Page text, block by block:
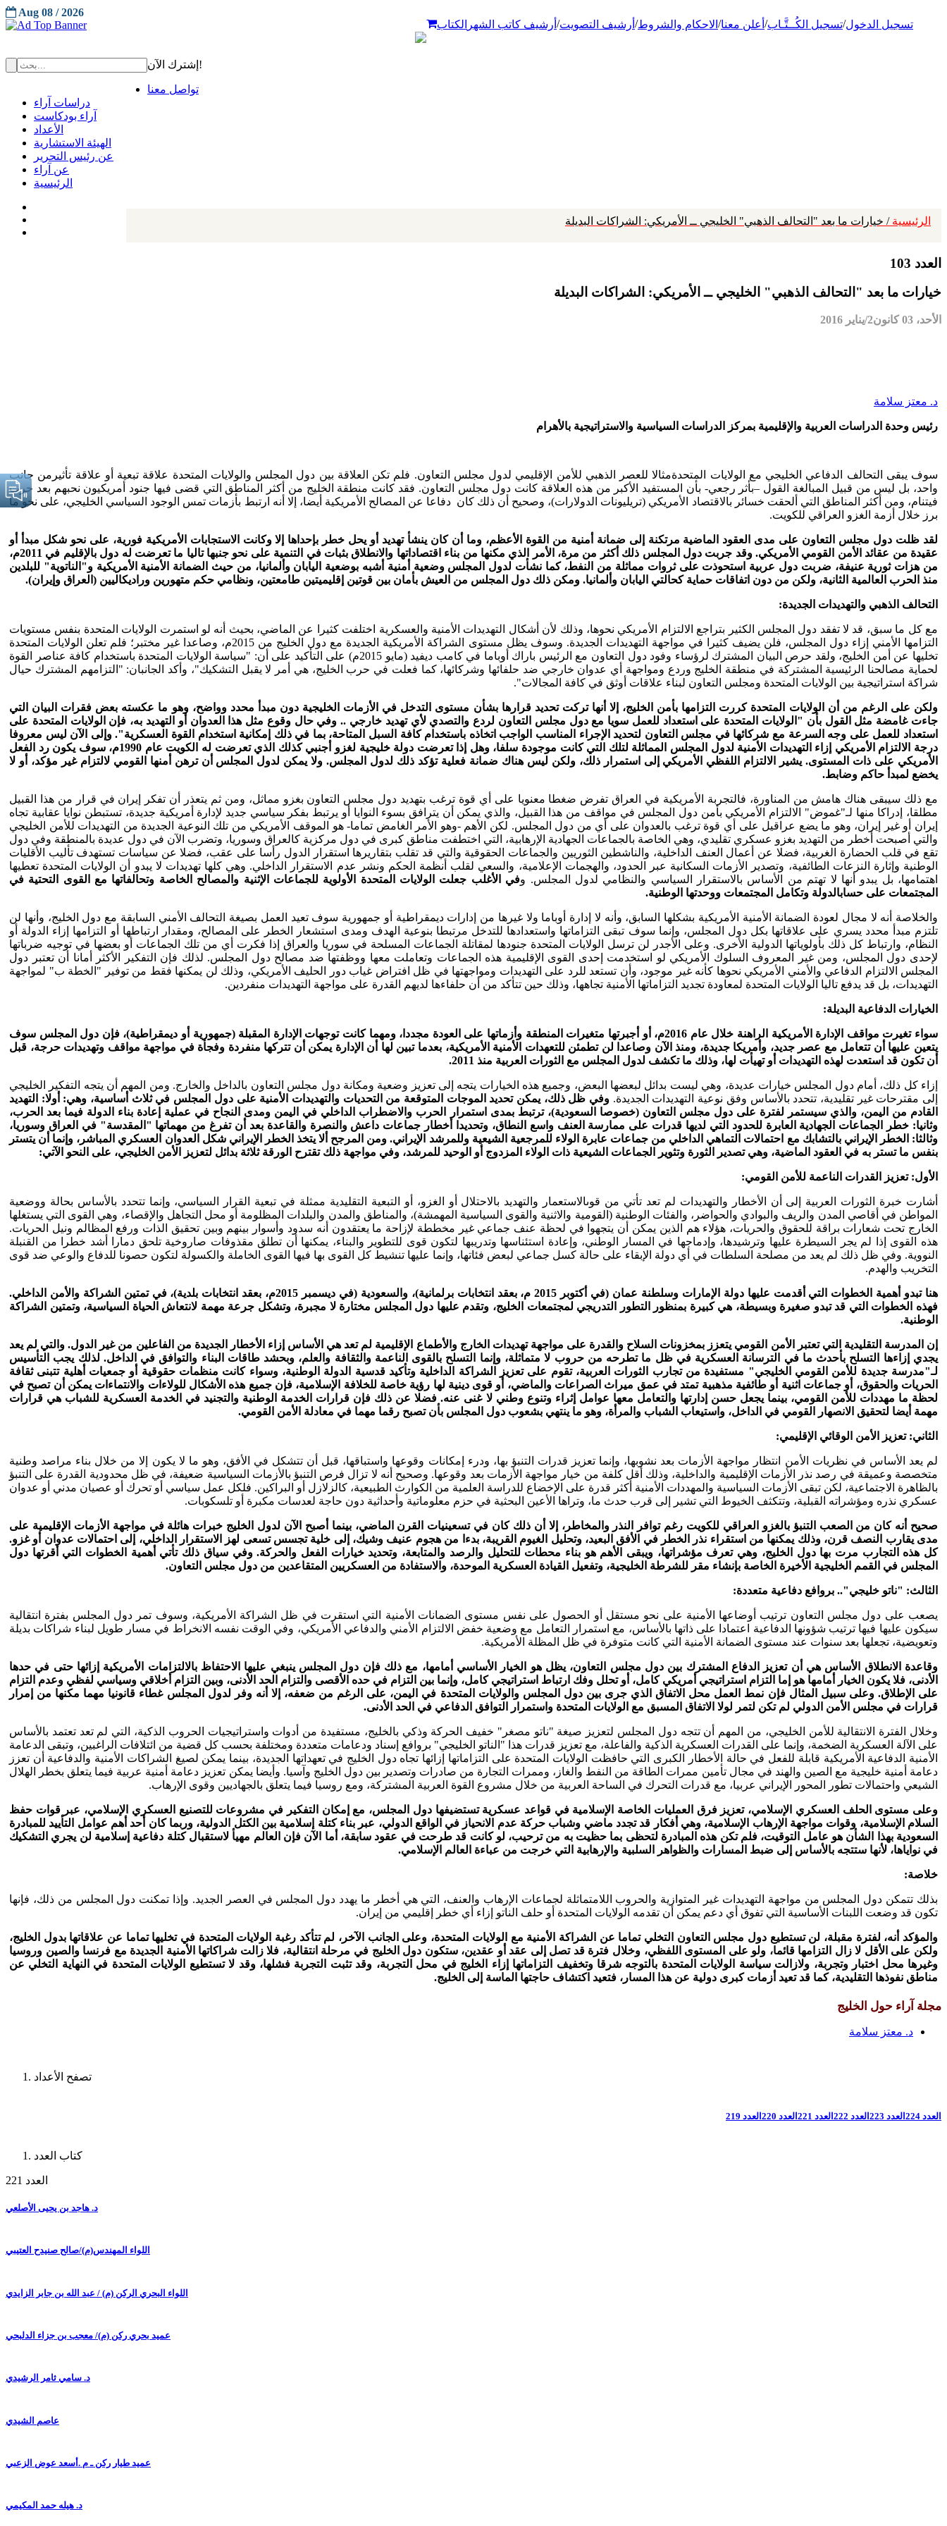
تسجيل الدخول/تسجيل الكُــتَّـاب/ أعلن معنا/ الاحكام والشروط/ أرشيف التصويت/ أرشيف كاتب الشهر الكتاب
Aug 08 / 2026
إشترك الآن!
تواصل معنا
دراسات آراء
آراء بودكاست
الأعداد
الهيئة الاستشارية
عن رئيس التحرير
عن آراء
الرئيسية
الرئيسية / خيارات ما بعد "التحالف الذهبي" الخليجي ــ الأمريكي: الشراكات البديلة
العدد 103
خيارات ما بعد "التحالف الذهبي" الخليجي ــ الأمريكي: الشراكات البديلة
الأحد، 03 كانون2/يناير 2016
د. معتز سلامة
رئيس وحدة الدراسات العربية والإقليمية بمركز الدراسات السياسية والاستراتيجية بالأهرام
سوف يبقى التحالف الدفاعي الخليجي مع الولايات المتحدةمثالا للعصر الذهبي للأمن الإقليمي لدول مجلس التعاون. فلم تكن العلاقة بين دول المجلس والولايات المتحدة علاقة تبعية أو علاقة تأثيرمن جانب
واحد، بل ليس من قبيل المبالغة القول –بأثر رجعي- بأن المستفيد الأكبر من هذه العلاقة كانت دول مجلس التعاون. فقد كانت منطقة الخليج من أكثر المناطق التي قضى فيها جنود أمريكيون نحبهم بعد حرب
فيتنام، ومن أكثر المناطق التي ألحقت خسائر بالاقتصاد الأمريكي (تريليونات الدولارات)، وصحيح أن ذلك كان دفاعا عن المصالح الأمريكية أيضا، إلا أنه ارتبط بأزمات تمس الوجود السياسي الخليجي، على نحو ما
برز خلال أزمة الغزو العراقي للكويت.
لقد ظلت دول مجلس التعاون على مدى العقود الماضية مرتكنة إلى ضمانة أمنية من القوة الأعظم، وما أن كان ينشأ تهديد أو يحل خطر بإحداها إلا وكانت الاستجابات الأمريكية فورية، على نحو شكل مبدأ أو
عقيدة من عقائد الأمن القومي الأمريكي. وقد جربت دول المجلس ذلك أكثر من مرة، الأمر الذي مكنها من بناء اقتصاداتها والانطلاق بثبات في التنمية على نحو جنبها تاليا ما تعرضت له دول بالإقليم في 2011م،
من هزات ثورية عنيفة، ضربت دول عربية استحوذت على ثروات مماثلة من النفط، كما نشأت لدول المجلس وضعية أمنية أشبه بوضعية اليابان وألمانيا، من حيث الضمانة الأمنية الأمريكية و"الناتوية" للبلدين
منذ الحرب العالمية الثانية، ولكن من دون اتفاقات حماية كحالتي اليابان وألمانيا. ومكن ذلك دول المجلس من العيش بأمان بين قوتين إقليميتين طامعتين، ونظامي حكم متهورين وراديكاليين (العراق وإيران).
التحالف الذهبي والتهديدات الجديدة:
مع كل ما سبق، قد لا تفقد دول المجلس الكثير بتراجع الالتزام الأمريكي نحوها، وذلك لأن أشكال التهديدات الأمنية والعسكرية اختلفت كثيرا عن الماضي، بحيث أنه لو استمرت الولايات المتحدة بنفس مستويات
التزامها الأمني إزاء دول المجلس، فلن يضيف كثيرا في مواجهة التهديدات الجديدة. وسوف يظل مستوى الشراكة الأمريكية الجديدة مع دول الخليج من 2015م، وصاعدا غير مختبر؛ فلم تعلن الولايات المتحدة
تخليها عن أمن الخليج، ولقد حرص البيان المشترك لرؤساء وفود دول التعاون مع الرئيس باراك أوباما في كامب ديفيد (مايو 2015م) على التأكيد على أن: "سياسة الولايات المتحدة باستخدام كافة عناصر القوة
لحماية مصالحنا الرئيسية المشتركة في منطقة الخليج وردع ومواجهة أي عدوان خارجي ضد حلفائها وشركائها، كما فعلت في حرب الخليج، هي أمر لا يقبل التشكيك"، وأكد الجانبان: "التزامهم المشترك حيال
شراكة استراتيجية بين الولايات المتحدة ومجلس التعاون لبناء علاقات أوثق في كافة المجالات".
ولكن على الرغم من أن الولايات المتحدة كررت التزامها بأمن الخليج، إلا أنها تركت تحديد قرارها بشأن مستوى التدخل في الأزمات الخليجية دون مبدأ محدد وواضح، وهو ما عكسته بعض فقرات البيان التي
جاءت غامضة مثل القول بأن "الولايات المتحدة على استعداد للعمل سويا مع دول مجلس التعاون لردع والتصدي لأي تهديد خارجي .. وفي حال وقوع مثل هذا العدوان أو التهديد به، فإن الولايات المتحدة على
استعداد للعمل على وجه السرعة مع شركائها في مجلس التعاون لتحديد الإجراء المناسب الواجب اتخاذه باستخدام كافة السبل المتاحة، بما في ذلك إمكانية استخدام القوة العسكرية". وإلى الآن ليس معروفا
درجة الالتزام الأمريكي إزاء التهديدات الأمنية لدول المجلس المماثلة لتلك التي كانت موجودة سلفا، وهل إذا تعرضت دولة خليجية لغزو أجنبي كذلك الذي تعرضت له الكويت عام 1990م، سوف يكون رد الفعل
الأمريكي على ذات المستوى. يشير الالتزام اللفظي الأمريكي إلى استمرار ذلك، ولكن ليس هناك ضمانة فعلية تؤكد ذلك لدول المجلس. ولا يمكن لدول المجلس أن ترهن أمنها القومي لالتزام غير مؤكد، أو لا
يخضع لمبدأ حاكم وضابط.
مع ذلك سيبقى هناك هامش من المناورة، فالتجربة الأمريكية في العراق تفرض ضغطا معنويا على أي قوة ترغب بتهديد دول مجلس التعاون بغزو مماثل، ومن ثم يتعذر أن تفكر إيران في قرار من هذا القبيل
مطلقا، إدراكا منها لـ"غموض" الالتزام الأمريكي بأمن دول المجلس في مواقف من هذا القبيل، والذي يمكن أن يترافق بسوء النوايا أو يرتبط بفكر سياسي جديد لإدارة أمريكية جديدة، تستبطن نوايا عقابية تجاه
إيران أو غير إيران، وهو ما يضع عراقيل على أي قوة ترغب بالعدوان على أي من دول المجلس. لكن الأهم -وهو الأمر الغامض تماما- هو الموقف الأمريكي من تلك النوعية الجديدة من التهديدات للأمن الخليجي
والتي أصبحت أخطر من التهديد بغزو عسكري تقليدي، وهي الخاصة بالجماعات الجهادية الإرهابية، التي اختطفت مناطق كبرى في دول مركزية كالعراق وسوريا، وتضرب الآن في دول عديدة بالمنطقة وفي دول
تقع في قلب الحضارة الغربية، فضلا عن أعمال العنف الداخلية، والناشطين الثوريين والجماعات الحقوقية والتي قد تقلب بتقاريرها استقرار الدول رأسا على عقب، فضلا عن سياسات تستهدف تأليب الأقليات
الوطنية وإثارة النزعات الطائفية، وتصدير الأزمات السكانية عبر الحدود، والهجمات الإعلامية، والسعي لقلب أنظمة الحكم ونشر عدم الاستقرار الداخلي. وهي كلها تهديدات لا يبدو أن الولايات المتحدة تعطيها
اهتمامها، بل يبدو أنها لا تهتم من الأساس بالاستقرار السياسي والنظامي لدول المجلس. وفي الأغلب جعلت الولايات المتحدة الأولوية للجماعات الإثنية والمصالح الخاصة وتحالفاتها مع القوى التحتية في
المجتمعات على حسابالدولة وتكامل المجتمعات ووحدتها الوطنية.
والخلاصة أنه لا مجال لعودة الضمانة الأمنية الأمريكية بشكلها السابق، وأنه لا إدارة أوباما ولا غيرها من إدارات ديمقراطية أو جمهورية سوف تعيد العمل بصيغة التحالف الأمني السابقة مع دول الخليج، وأنها لن
تلتزم مبدأ محدد يسري على علاقاتها بكل دول المجلس، وإنما سوف تبقى التزاماتها واستعدادها للتدخل مرتبطا بنوعية الهدف ومدى استشعار الخطر على المصالح، ومقدار ارتباطها أو التزامها إزاء الدولة أو
النظام، وارتباط كل ذلك بأولوياتها الدولية الأخرى. وعلى الأجدر لن ترسل الولايات المتحدة جنودها لمقاتلة الجماعات المسلحة في سوريا والعراق إذا فكرت أي من تلك الجماعات أو بعضها في توجيه ضرباتها
لإحدى دول المجلس، ومن غير المعروف السلوك الأمريكي لو استخدمت إحدى القوى الإقليمية هذه الجماعات وتعاملت معها ووظفتها ضد مصالح دول المجلس. لذلك فإن التفكير الأكثر أمانا أن تعتبر دول
المجلس الالتزام الدفاعي والأمني الأمريكي نحوها كأنه غير موجود، وأن تستعد للرد على التهديدات ومواجهتها في ظل افتراض غياب دور الحليف الأمريكي، وذلك لن يمكنها فقط من توفير "الخطة ب" لمواجهة
التهديدات، بل قد يدفع تاليا الولايات المتحدة لمعاودة تجديد التزاماتها الأمنية تجاهها، وذلك حين تتأكد من أن حلفاءها لديهم القدرة على مواجهة التهديدات منفردين.
الخيارات الدفاعية البديلة:
سواء تغيرت مواقف الإدارة الأمريكية الراهنة خلال عام 2016م، أو أجبرتها متغيرات المنطقة وأزماتها على العودة مجددا، ومهما كانت توجهات الإدارة المقبلة (جمهورية أو ديمقراطية)، فإن دول المجلس سوف
يتعين عليها أن تتعامل مع عصر جديد، وأمريكا جديدة، ومنذ الآن وصاعدا لن تطمئن للتعهدات الأمنية الأمريكية، بعدما تبين لها أن الإدارة يمكن أن تتركها منفردة وفجأة في مواجهة مواقف وتهديدات حرجة، قبل
أن تكون قد استعدت لهذه التهديدات أو تهيأت لها، وذلك ما تكشف لدول المجلس مع الثورات العربية منذ 2011.
إزاء كل ذلك، أمام دول المجلس خيارات عديدة، وهي ليست بدائل لبعضها البعض، وجميع هذه الخيارات يتجه إلى تعزيز وضعية ومكانة دول مجلس التعاون بالداخل والخارج. ومن المهم أن يتجه التفكير الخليجي
إلى مقترحات غير تقليدية، تتحدد بالأساس وفق نوعية التهديدات الجديدة. وفي ظل ذلك، يمكن تحديد الموجات المتوقعة من التحديات والتهديدات الأمنية على دول المجلس في ثلاث أساسية، وهي: أولا: التهديد
القادم من اليمن، والذي سيستمر لفترة على دول مجلس التعاون (خصوصا السعودية)، ترتبط بمدى استمرار الحرب والاضطراب الداخلي في اليمن ومدى النجاح في عملية إعادة بناء الدولة فيما بعد الحرب،
وثانيا: خطر الجماعات الجهادية العابرة للحدود التي لديها قدرات على ممارسة العنف واسع النطاق، وتحديدا أخطار جماعات داعش والنصرة والقاعدة بعد أن تفرغ من مهماتها "المقدسة" في العراق وسوريا،
وثالثا: الخطر الإيراني بالتشابك مع احتمالات التماهي الداخلي من جماعات عابرة الولاء للمرجعية الشيعية وللمرشد الإيراني. ومن المرجح ألا يتخذ الخطر الإيراني شكل العدوان العسكري المباشر، وإنما أن يتستر
بنفس ما تستر به في العقود الماضية، وهي تصدير الثورة وتثوير الجماعات الشيعية ذات الولاء المزدوج أو الوحيد للمرشد، وفي مواجهة ذلك تقترح الورقة ثلاثة بدائل لتعزيز الأمن الخليجي، على النحو الآتي:
الأول: تعزيز القدرات الناعمة للأمن القومي:
أشارت خبرة الثورات العربية إلى أن الأخطار والتهديدات لم تعد تأتي من قوىالاستعمار والتهديد بالاحتلال أو الغزو، أو التبعية التقليدية ممثلة في تبعية القرار السياسي، وإنما تتحدد بالأساس بحالة ووضعية
المواطن في أقاصي المدن والريف والبوادي والحواضر، والفئات الوطنية (القومية والاثنية والقوى السياسية المهمشة)، والمناطق والمدن والبلدات المظلومة أو محل التجاهل والإقصاء، وهي القوى التي يستغلها
الخارج تحت شعارات براقة للحقوق والحريات، هؤلاء هم الذين يمكن أن يتجهوا في لحظة عنف جماعي غير مخططة لإزاحة ما يعتقدون أنه سدود وأسوار بينهم وبين تحقيق الذات ورفع المظالم ونيل الحريات.
هذه القوى إذا لم يجر السيطرة عليها وترشيدها، وإدماجها في المسار الوطني، وإعادة استئناسها وتدريبها لتكون قوى للتطوير والبناء، يمكنها أن تطلق مقذوفات صاروخية تلحق دمارا أشد خطرا من القنبلة
النووية. وفي ظل ذلك لم يعد من مصلحة السلطات في أي دولة الإبقاء على حالة كسل جماعي لبعض فئاتها، وإنما عليها تنشيط كل القوى بها فيها القوى الخاملة والكسولة لتكون حصونا للدفاع والوعي ضد قوى
التخريب والهدم.
هنا تبدو أهمية الخطوات التي أقدمت عليها دولة الإمارات وسلطنة عمان (في أكتوبر 2015 م، بعقد انتخابات برلمانية)، والسعودية (في ديسمبر 2015م، بعقد انتخابات بلدية)، في تمتين الشراكة والأمن الداخلي.
فهذه الخطوات التي قد تبدو صغيرة وبسيطة، هي كبيرة بمنظور التطور التدريجي لمجتمعات الخليج، وتقدم عليها دول المجلس مختارة لا مجبرة، وتشكل جرعة مهمة لانتعاش الحياة السياسية، وتمتين الشراكة
الوطنية.
إن المدرسة التقليدية التي تعتبر الأمن القومي يتعزز بمخزونات السلاح والقدرة على مواجهة تهديدات الخارج والأطماع الإقليمية لم تعد هي الأساس إزاء الأخطار الجديدة من الفاعلين من غير الدول. والتي لم يعد
يجدي إزاءها التسلح بأحدث ما في الترسانة العسكرية في ظل ما تطرحه من حروب لا متماثلة، وإنما التسلح بالقوى الناعمة والثقافة والعلم، وبحشد طاقات البناء والتوافق في الداخل. لذلك يجب التأسيس
لـ"مدرسة جديدة للأمن القومي الخليجي" مستفيدة من تجارب الثورات العربية، تقوم على تعزيز الشراكة الداخلية وتأكيد قدسية الدولة الوطنية، وسواء كانت منظمات حقوقية أو جمعيات أهلية تتبنى ثقافة
الحريات والحقوق، أو جماعات اثنية أو طائفية مذهبية تمتد في عمق ميراث الصراعات والماضي، أو قوى دينية لها رؤية خاصة للخلافة الإسلامية، فإن جميع هذه الأشكال للولاءات والانتماءات يمكن أن تصبح في
لحظة ما مهددات للأمن القومي، بينما يجعل حسن إدارتها والتعامل معها عوامل إثراء وتنوع وطني لا غنى عنه. فضلا عن ذلك فإن قرارات الخدمة الوطنية والتجنيد في الخدمة العسكرية للشباب هي قرارات
مهمة أيضا لتحقيق الانصهار القومي في الداخل، واستيعاب الشباب والمرأة، وهو ما ينتهي بشعوب دول المجلس بأن تصبح رقما مهما في معادلة الأمن القومي.
الثاني: تعزيز الأمن الوقائي الإقليمي:
لم يعد الأساس في نظريات الأمن انتظار مواجهة الأزمات بعد نشوبها، وإنما تعزيز قدرات التنبؤ بها، ودرء إمكانات وقوعها واستباقها، قبل أن تتشكل في الأفق، وهو ما لا يكون إلا من خلال بناء مراصد وطنية
متخصصة وعميقة في رصد نذر الأزمات الإقليمية والداخلية، وذلك أقل كلفة من خيار مواجهة الأزمات بعد وقوعها. وصحيح أنه لا تزال فرص التنبؤ بالأزمات السياسية ضعيفة، في ظل محدودية القدرة على التنبؤ
بالظاهرة الاجتماعية، لكن تبقى الأزمات السياسية والمهددات الأمنية أكثر قدرة على الإخضاع للدراسة العلمية من الكوارث الطبيعية، كالزلازل أو البراكين. فلكل عمل سياسي أو تحرك أو عصيان مدني أو عدوان
عسكري نذره ومؤشراته القبلية، وتتكثف الخيوط التي تشير إلى قرب حدث ما، وتراها الأعين البحثية في حزم معلوماتية وأحداثية دون حاجة لعدسات مكبرة أو تلسكوبات.
صحيح أنه كان من الصعب التنبؤ بالغزو العراقي للكويت رغم توافر النذر والمخاطر، إلا أن ذلك كان في تسعينيات القرن الماضي، بينما أصبح الآن لدول الخليج خبرات هائلة في مواجهة الأزمات الإقليمية على
مدى يقارب النصف قرن، وذلك يمكنها من استقراء نذر الخطر في الأفق البعيد، وتحليل الغيوم القريبة، بدءا من هجوم عنيف وشيك، إلى خلية تجسس تسعى لهز الاستقرار الداخلي، إلى احتمالات عدوان أو غزو.
كل هذه التجارب مرت بها دول الخليج، وهي تعرف مؤشراتها، ويبقى الأهم هو بناء محطات للتحليل والرصد والمتابعة، وتحديد خيارات الفعل والحركة. وفي سياق ذلك تأتي أهمية الخطوات التي أقرتها دول
المجلس في القمم الخليجية الأخيرة الخاصة بإنشاء مقر للشرطة الخليجية، وتفعيل القيادة العسكرية الموحدة، والاستفادة من العسكريين المتقاعدين من دول مجلس التعاون.
الثالث: "ناتو خليجي".. بروافع دفاعية متعددة:
يصعب على دول مجلس التعاون ترتيب أوضاعها الأمنية على نحو مستقل أو الحصول على نفس مستوى الضمانات الأمنية التي استقرت في ظل الشراكة الأمريكية، وسوف تمر دول المجلس بفترة انتقالية
سيكون عليها فيها ترتيب شؤونها الدفاعية اعتمادا على ذاتها بالأساس، مع استمرار التعامل مع وضعية خفض الالتزام الأمني والدفاعي الأمريكي، وفي الوقت نفسه الانخراط في مسار طويل لبناء شراكات بديلة
وتعويضية، تجعلها بعد سنوات عند مستوى الضمانة الأمنية التي كانت متوفرة في ظل المظلة الأمريكية.
وقاعدة الانطلاق الأساس هي أن تعزيز الدفاع المشترك بين دول مجلس التعاون، يظل هو الخيار الأساسي أمامها، مع ذلك فإن دول المجلس ينبغي عليها الاحتفاظ بالالتزامات الأمريكية إزائها حتى في حدها
الأدنى، فلا يكون الخيار أمامها هو إما التزام استراتيجي أمريكي كامل، أو تحلل وفك ارتباط استراتيجي كامل، وإنما بين التزام في حده الأقصى والتزام الحد الأدنى، وبين التزام أخلاقي وسياسي لفظي وعدم التزام
على الإطلاق. وعلى سبيل المثال فإن نمط العمل محل الاتفاق الذي جرى بين دول المجلس والولايات المتحدة في اليمن، على الرغم من ضعفه، إلا أنه وفر لدول المجلس غطاء قانونيا مهما مكنها من إمرار
قرارات في مجلس الأمن الدولي لم تكن لتمر لولا الاتفاق المسبق مع الولايات المتحدة واستمرار التوافق الدفاعي في الحد الأدنى.
وخلال الفترة الانتقالية للأمن الخليجي، من المهم أن تتجه دول المجلس لتعزيز صيغة "ناتو مصغر" خفيف الحركة وذكي بالخليج، مستفيدة من أدوات واستراتيجيات الحروب الذكية، التي لم تعد تعتمد بالأساس
على الآلة العسكرية الضخمة، وإنما على القدرات العسكرية الذكية والفاعلة، مع تعزيز قدرات هذا "الناتو الخليجي" بروافع إسناد ودعامات متعددة ومختلفة بحسب كل قضية من ائتلافات الراغبين، وتبقى الدعامة
الأمنية الدفاعية الأمريكية قابلة للفعل في حالة الأخطار الكبرى التي حافظت الولايات المتحدة على التزاماتها إزائها تجاه دول الخليج في تعهداتها الجديدة، بينما يمكن لصيغ الشراكات الأمنية والدفاعية أن تعزز
دعامة أمنية خليجية مع الصين والهند في مجال تأمين ممرات الطاقة من النفط والغاز، وممرات التجارة من صادرات وتصدير بين دول الخليج وآسيا. وأيضا يمكن تعزيز دعامة أمنية عربية فيما يتعلق بخطر الهلال
الشيعي واحتمالات تطور المحور الإيراني عربيا، مع قدرات التحرك في الساحة العربية من خلال مشروع القوة العربية المشتركة، ومع روسيا فيما يتعلق بالجهاديين وقوى الإرهاب.
وعلى مستوى الحلف العسكري الإسلامي، تعزيز فرق العمليات الخاصة الإسلامية في قواعد عسكرية تستضيفها دول المجلس، مع إمكان التفكير في مشروعات للتصنيع العسكري الإسلامي، عبر قوات حفظ
السلام الإسلامية، وقوات مواجهة الإرهاب الإسلامية، وهي أفكار قد تجدد ماضي وشباب حركة عدم الانحياز في الواقع الدولي، عبر بناء كتلة إسلامية بين الكتل الدولية، وربما كان أحد أهم عوامل التأييد للمبادرة
السعودية بهذا الشأن هو عامل التوقيت، فلم تكن هذه المبادرة لتحظى بما حظيت به من ترحيب، لو كانت قد طرحت في عقود سابقة، أما الآن فإن العالم مهيأ لاستقبال كتلة دفاعية إسلامية لن يجري التشكيك
في نواياها، لأنها ستتجه بالأساس إلى ضبط المسارات والظواهر السلبية والإرهابية التي خرجت من عباءة العالم الإسلامي.
خلاصة:
بذلك تتمكن دول المجلس من مواجهة التهديدات غير المتوازية والحروب اللامتماثلة لجماعات الإرهاب والعنف، التي هي أخطر ما يهدد دول المجلس في العصر الجديد. وإذا تمكنت دول المجلس من ذلك، فإنها
تكون قد وضعت اللبنات الأساسية التي تفوق أي دعم يمكن أن تقدمه الولايات المتحدة أو حلف الناتو إزاء أي خطر إقليمي من إيران.
والمؤكد أنه، لفترة مقبلة، لن تستطيع دول مجلس التعاون التخلي تماما عن الشراكة الأمنية مع الولايات المتحدة، وعلى الجانب الآخر، لم تتأكد رغبة الولايات المتحدة في تخليها تماما عن علاقاتها بدول الخليج،
ولكن على الأقل لا زال التزامها قائما، ولو على المستوى اللفظي، وخلال فترة قد تصل إلى عقد أو عقدين، ستكون دول الخليج في مرحلة انتقالية، فلا زالت شراكاتها الأمنية الجديدة مع فرنسا والصين وروسيا
وغيرها محل اختبار وتجربة، ولازالت سياسة الولايات المتحدة بالتوجه شرقا وتخفيف التزاماتها إزاء الخليج في محل التجربة، وقد تثبت التجربة فشلها، وقد لا تستطيع الولايات المتحدة في النهاية التخلي عن
مناطق نفوذها التقليدية، كما قد تعيد أزمات كبرى دولية عن هذا المسار، فتعيد اكتشاف حاجتها الماسة إلى الخليج.
مجلة آراء حول الخليج
د. معتز سلامة
تصفح الأعداد
العدد 224 العدد 223 العدد 222 العدد 221 العدد 220 العدد 219
كتاب العدد
العدد 221
د. هاجد بن يحيى الأصلعي
اللواء المهندس(م)/صالح صنيدح العتيبي
اللواء البحري الركن (م) / عبد الله بن جابر الزايدي
عميد بحري ركن (م)/ معجب بن جزاء الدلبحي
د. سامي ثامر الرشيدي
عاصم الشيدي
عميد طيار ركن ـ م .أسعد عوض الزعبي
د. هيله حمد المكيمي